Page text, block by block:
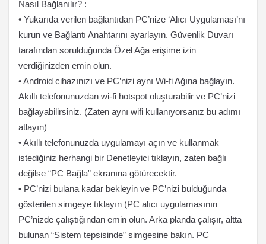
Nasıl Bağlanılır? :
• Yukarıda verilen bağlantıdan PC’nize ‘Alıcı Uygulaması’nı
kurun ve Bağlantı Anahtarını ayarlayın. Güvenlik Duvarı
tarafından sorulduğunda Özel Ağa erişime izin
verdiğinizden emin olun.
• Android cihazınızı ve PC’nizi aynı Wi-fi Ağına bağlayın.
Akıllı telefonunuzdan wi-fi hotspot oluşturabilir ve PC’nizi
bağlayabilirsiniz. (Zaten aynı wifi kullanıyorsanız bu adımı
atlayın)
• Akıllı telefonunuzda uygulamayı açın ve kullanmak
istediğiniz herhangi bir Denetleyici tıklayın, zaten bağlı
değilse “PC Bağla” ekranına götürecektir.
• PC’nizi bulana kadar bekleyin ve PC’nizi bulduğunda
gösterilen simgeye tıklayın (PC alıcı uygulamasının
PC’nizde çalıştığından emin olun. Arka planda çalışır, altta
bulunan “Sistem tepsisinde” simgesine bakın. PC